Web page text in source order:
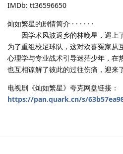
IMDb: tt36596650
灿如繁星的剧情简介 · · · · · ·
因学术风波返乡的林晚星，遇上了
为了重组校足球队，这对欢喜冤家从
心理学与专业战术引导迷茫少年，在
也互相谅解了彼此的过往伤痛，迎来
电视剧《灿如繁星》夸克网盘链接：
https://pan.quark.cn/s/